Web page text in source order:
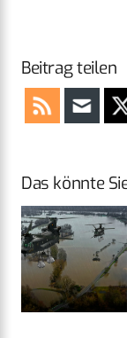
Beitrag teilen
Das könnte